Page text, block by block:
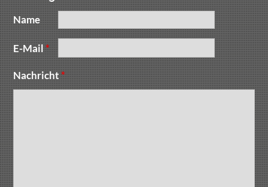
Name
E-Mail*
Nachricht*